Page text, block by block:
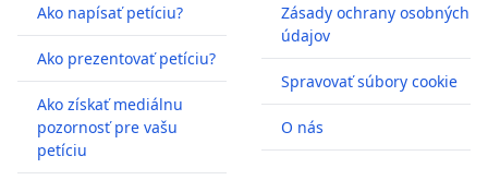
Ako napísať petíciu?
Ako prezentovať petíciu?
Ako získať mediálnu
pozornosť pre vašu
petíciu
Zásady ochrany osobných
údajov
Spravovať súbory cookie
O nás